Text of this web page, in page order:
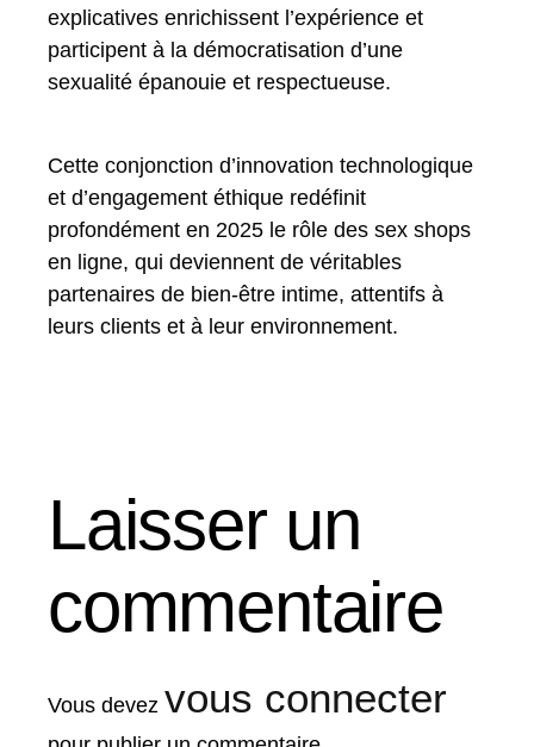
explicatives enrichissent l’expérience et
participent à la démocratisation d’une
sexualité épanouie et respectueuse.
Cette conjonction d’innovation technologique
et d’engagement éthique redéfinit
profondément en 2025 le rôle des sex shops
en ligne, qui deviennent de véritables
partenaires de bien-être intime, attentifs à
leurs clients et à leur environnement.
Laisser un
commentaire
Vous devez vous connecter